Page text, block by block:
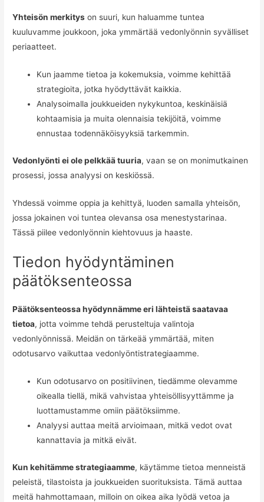
Yhteisön merkitys on suuri, kun haluamme tuntea
kuuluvamme joukkoon, joka ymmärtää vedonlyönnin syvälliset
periaatteet.
Kun jaamme tietoa ja kokemuksia, voimme kehittää
strategioita, jotka hyödyttävät kaikkia.
Analysoimalla joukkueiden nykykuntoa, keskinäisiä
kohtaamisia ja muita olennaisia tekijöitä, voimme
ennustaa todennäköisyyksiä tarkemmin.
Vedonlyönti ei ole pelkkää tuuria, vaan se on monimutkainen
prosessi, jossa analyysi on keskiössä.
Yhdessä voimme oppia ja kehittyä, luoden samalla yhteisön,
jossa jokainen voi tuntea olevansa osa menestystarinaa.
Tässä piilee vedonlyönnin kiehtovuus ja haaste.
Tiedon hyödyntäminen
päätöksenteossa
Päätöksenteossa hyödynnämme eri lähteistä saatavaa
tietoa, jotta voimme tehdä perusteltuja valintoja
vedonlyönnissä. Meidän on tärkeää ymmärtää, miten
odotusarvo vaikuttaa vedonlyöntistrategiaamme.
Kun odotusarvo on positiivinen, tiedämme olevamme
oikealla tiellä, mikä vahvistaa yhteisöllisyyttämme ja
luottamustamme omiin päätöksiimme.
Analyysi auttaa meitä arvioimaan, mitkä vedot ovat
kannattavia ja mitkä eivät.
Kun kehitämme strategiaamme, käytämme tietoa menneistä
peleistä, tilastoista ja joukkueiden suorituksista. Tämä auttaa
meitä hahmottamaan, milloin on oikea aika lyödä vetoa ja